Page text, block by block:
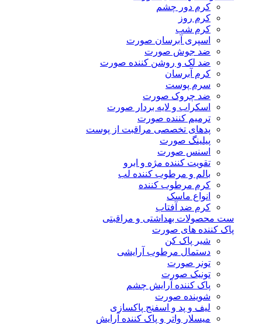
کرم دور چشم
کرم روز
کرم شب
اسپری آبرسان صورت
ضد جوش صورت
ضد لک و روشن کننده صورت
کرم آبرسان
سرم پوست
ضد چروک صورت
اسکراب و لایه بردار صورت
ترمیم کننده صورت
پدهای تخصصی مراقبت از پوست
پیلینگ صورت
اسنس صورت
تقویت کننده مژه و ابرو
بالم و مرطوب کننده لب
کرم مرطوب کننده
انواع ماسک
کرم ضد آفتاب
ست محصولات بهداشتی و مراقبتی
پاک کننده های صورت
شیر پاک کن
دستمال مرطوب آرایشی
تونر صورت
تونیک صورت
پاک کننده آرایش چشم
شوینده صورت
لیف و پد و اسفنج پاکسازی
میسلار واتر و پاک کننده آرایش